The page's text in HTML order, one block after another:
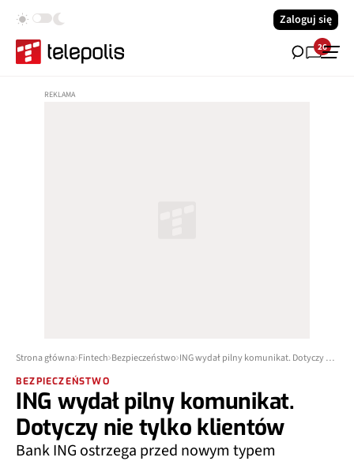
Zaloguj się
26
Strona główna Fintech Bezpieczeństwo ING wydał pilny komunikat. Dotyczy nie tylko klientów
BEZPIECZEŃSTWO
ING wydał pilny komunikat.
Dotyczy nie tylko klientów
Bank ING ostrzega przed nowym typem